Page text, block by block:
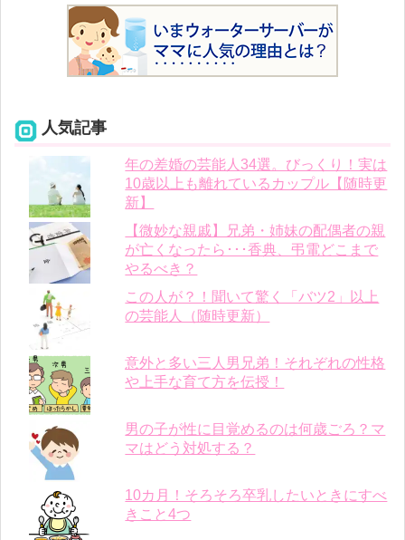
人気記事
年の差婚の芸能人34選。びっくり！実は
10歳以上も離れているカップル【随時更
新】
【微妙な親戚】兄弟・姉妹の配偶者の親
が亡くなったら･･･香典、弔電どこまで
やるべき？
この人が？！聞いて驚く「バツ2」以上
の芸能人（随時更新）
意外と多い三人男兄弟！それぞれの性格
や上手な育て方を伝授！
男の子が性に目覚めるのは何歳ごろ？マ
マはどう対処する？
10カ月！そろそろ卒乳したいときにすべ
きこと4つ